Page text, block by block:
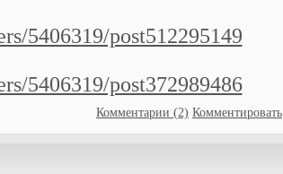
5406319/post512295149
5406319/post372989486
Комментарии (2) Комментировать